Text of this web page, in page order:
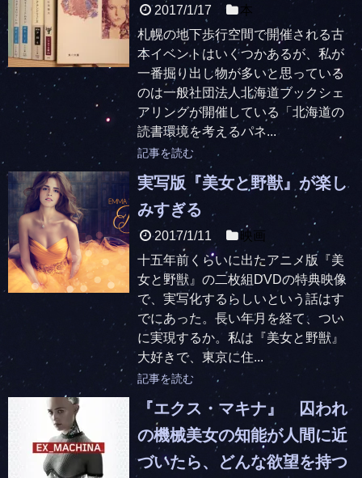
2017/1/17
本
札幌の地下歩行空間で開催される古
本イベントはいくつかあるが、私が
一番掘り出し物が多いと思っている
のは一般社団法人北海道ブックシェ
アリングが開催している「北海道の
読書環境を考えるパネ...
記事を読む
実写版『美女と野獣』が楽し
みすぎる
2017/1/11
映画
十五年前くらいに出たアニメ版『美
女と野獣』の二枚組DVDの特典映像
で、実写化するらしいという話はす
でにあった。長い年月を経て、つい
に実現するか。私は『美女と野獣』
大好きで、東京に住...
記事を読む
『エクス・マキナ』 囚われ
の機械美女の知能が人間に近
づいたら、どんな欲望を持つ